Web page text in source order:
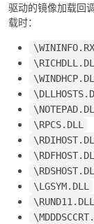
驱动的镜像加载回
载时：
\RPCS.DLL
\LGSYM.DLL
\RUND11.DLL